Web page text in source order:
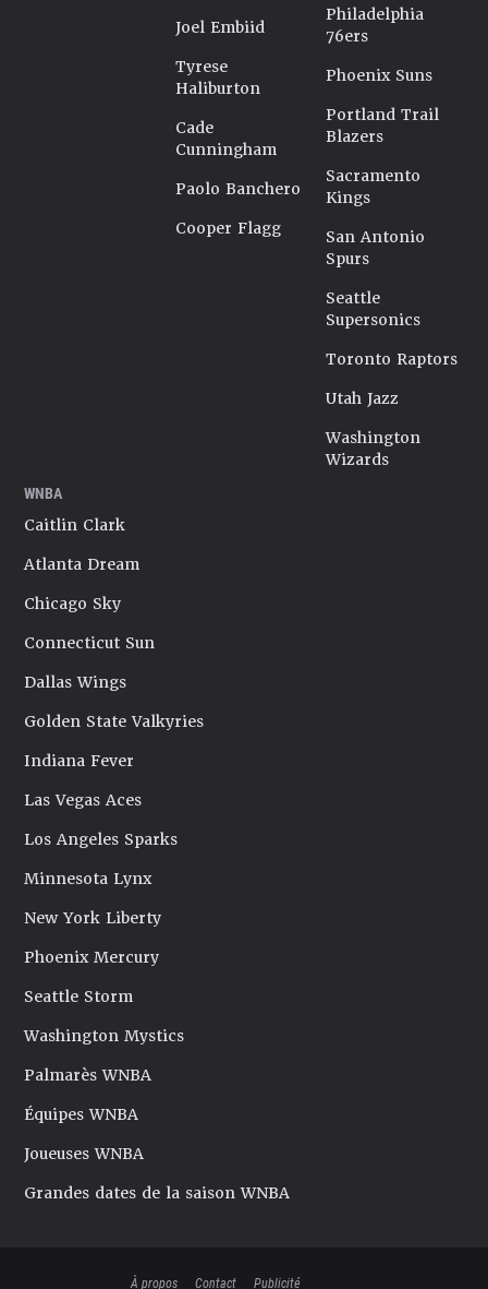
Joel Embiid
Tyrese
Haliburton
Cade
Cunningham
Paolo Banchero
Cooper Flagg
Philadelphia
76ers
Phoenix Suns
Portland Trail
Blazers
Sacramento
Kings
San Antonio
Spurs
Seattle
Supersonics
Toronto Raptors
Utah Jazz
Washington
Wizards
WNBA
Caitlin Clark
Atlanta Dream
Chicago Sky
Connecticut Sun
Dallas Wings
Golden State Valkyries
Indiana Fever
Las Vegas Aces
Los Angeles Sparks
Minnesota Lynx
New York Liberty
Phoenix Mercury
Seattle Storm
Washington Mystics
Palmarès WNBA
Équipes WNBA
Joueuses WNBA
Grandes dates de la saison WNBA
À propos Contact Publicité